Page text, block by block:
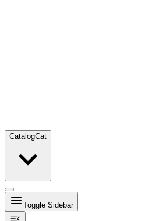
CatalogCat
Toggle Sidebar